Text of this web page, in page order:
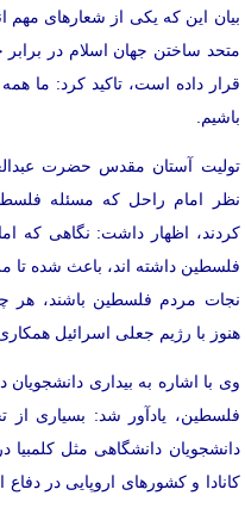
بیان این که یکی از شعارهای
متحد ساختن جهان اسلام در
قرار داده است، تاکید کرد: ما
باشیم.
تولیت آستان مقدس حضرت
نظر امام راحل که مسئله
کردند، اظهار داشت: نگاهی که
فلسطین داشته اند، باعث شده تا
نجات مردم فلسطین باشند، هر
هنوز با رژیم جعلی اسرائیل همکاری
وی با اشاره به بیداری
فلسطین، یادآور شد: بسیاری
دانشجویان دانشگاهی مثل کلمبیا
کانادا و کشورهای اروپایی در